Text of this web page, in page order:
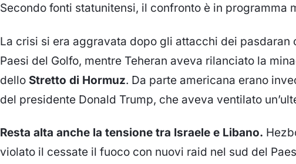
Secondo fonti statunitensi, il confronto è in programma
La crisi si era aggravata dopo gli attacchi dei pasdaran
Paesi del Golfo, mentre Teheran aveva rilanciato la
dello Stretto di Hormuz. Da parte americana erano
del presidente Donald Trump, che aveva ventilato
Resta alta anche la tensione tra Israele e Libano.
violato il cessate il fuoco con nuovi raid nel sud del